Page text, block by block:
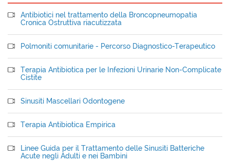
Antibiotici nel trattamento della Broncopneumopatia
Cronica Ostruttiva riacutizzata
Polmoniti comunitarie - Percorso Diagnostico-Terapeutico
Terapia Antibiotica per le Infezioni Urinarie Non-Complicate
Cistite
Sinusiti Mascellari Odontogene
Terapia Antibiotica Empirica
Linee Guida per il Trattamento delle Sinusiti Batteriche
Acute negli Adulti e nei Bambini